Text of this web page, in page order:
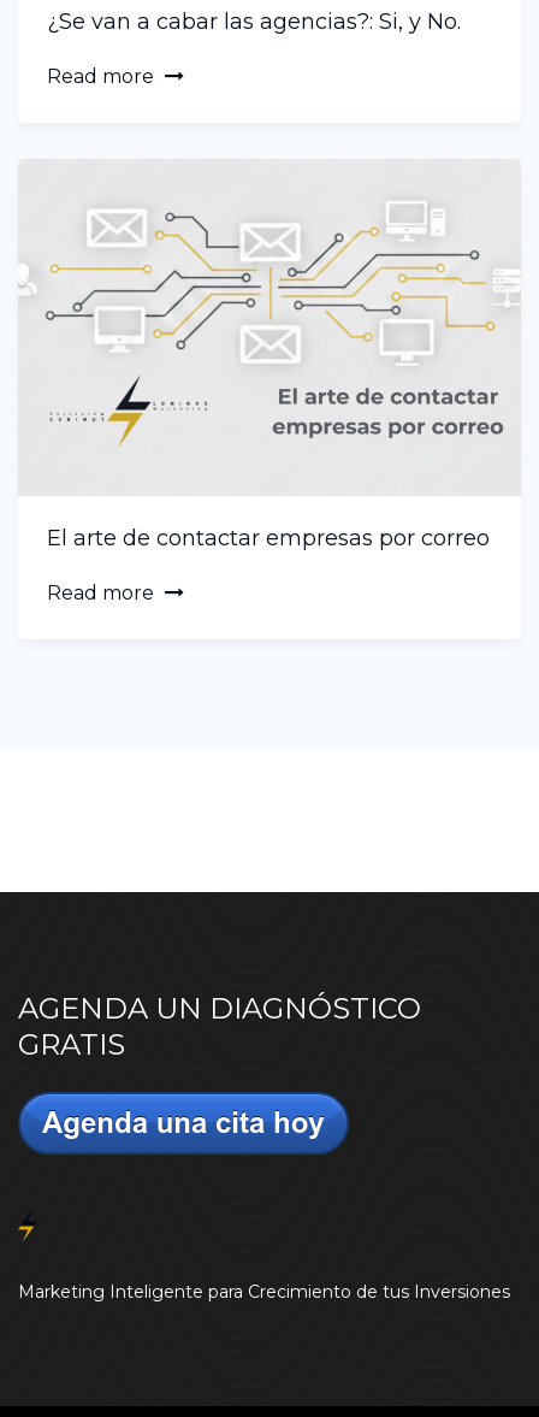
¿Se van a cabar las agencias?: Si, y No.
Read more
El arte de contactar empresas por correo
Read more
AGENDA UN DIAGNÓSTICO
GRATIS
Marketing Inteligente para Crecimiento de tus Inversiones